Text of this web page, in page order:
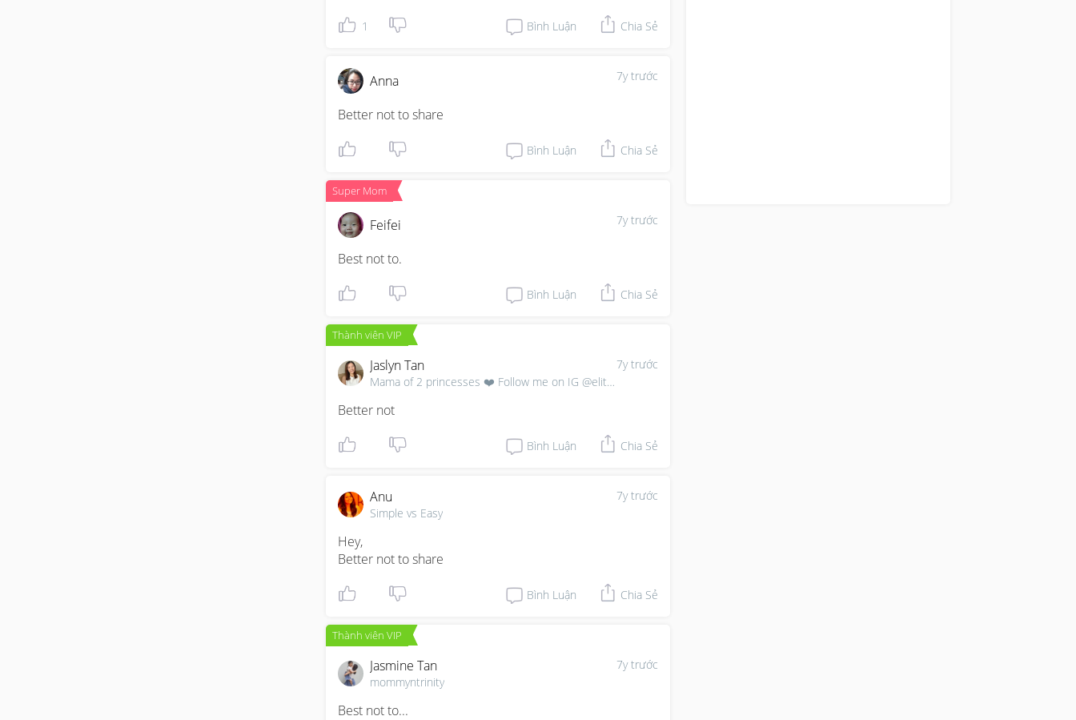
1 Bình Luận Chia Sẻ
7y trước
Anna
Better not to share
Bình Luận Chia Sẻ
Super Mom
7y trước
Feifei
Best not to.
Bình Luận Chia Sẻ
Thành viên VIP
7y trước
Jaslyn Tan
Mama of 2 princesses ❤️ Follow me on IG @elitezjas
Better not
Bình Luận Chia Sẻ
7y trước
Anu
Simple vs Easy
Hey,
Better not to share
Bình Luận Chia Sẻ
Thành viên VIP
7y trước
Jasmine Tan
mommyntrinity
Best not to...